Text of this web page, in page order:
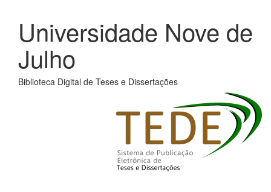
Universidade Nove de
Julho
Biblioteca Digital de Teses e Dissertações